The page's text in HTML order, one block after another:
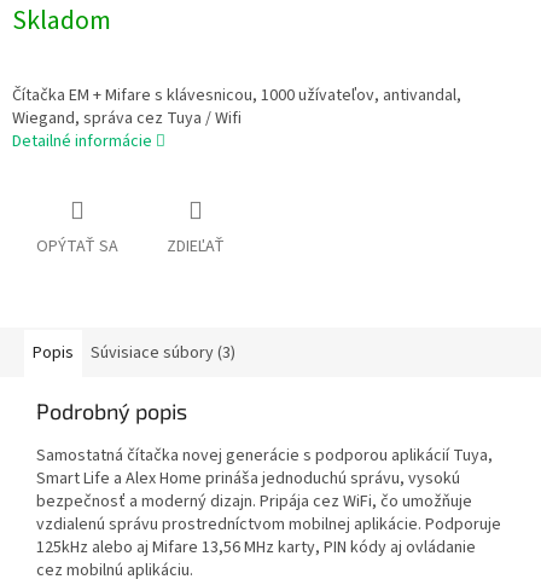
Skladom
Čítačka EM + Mifare s klávesnicou, 1000 užívateľov, antivandal,
Wiegand, správa cez Tuya / Wifi
Detailné informácie
OPÝTAŤ SA ZDIEĽAŤ
Popis Súvisiace súbory (3)
Podrobný popis
Samostatná čítačka novej generácie s podporou aplikácií Tuya,
Smart Life a Alex Home prináša jednoduchú správu, vysokú
bezpečnosť a moderný dizajn. Pripája cez WiFi, čo umožňuje
vzdialenú správu prostredníctvom mobilnej aplikácie. Podporuje
125kHz alebo aj Mifare 13,56 MHz karty, PIN kódy aj ovládanie
cez mobilnú aplikáciu.